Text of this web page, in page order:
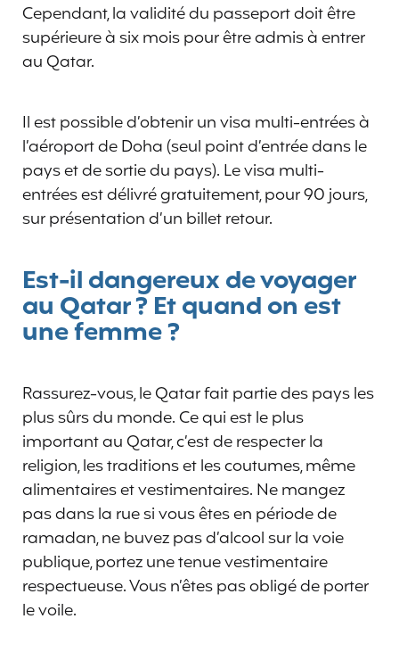
Cependant, la validité du passeport doit être
supérieure à six mois pour être admis à entrer
au Qatar.
Il est possible d’obtenir un visa multi-entrées à
l’aéroport de Doha (seul point d’entrée dans le
pays et de sortie du pays). Le visa multi-
entrées est délivré gratuitement, pour 90 jours,
sur présentation d’un billet retour.
Est-il dangereux de voyager
au Qatar ? Et quand on est
une femme ?
Rassurez-vous, le Qatar fait partie des pays les
plus sûrs du monde. Ce qui est le plus
important au Qatar, c’est de respecter la
religion, les traditions et les coutumes, même
alimentaires et vestimentaires. Ne mangez
pas dans la rue si vous êtes en période de
ramadan, ne buvez pas d’alcool sur la voie
publique, portez une tenue vestimentaire
respectueuse. Vous n’êtes pas obligé de porter
le voile.